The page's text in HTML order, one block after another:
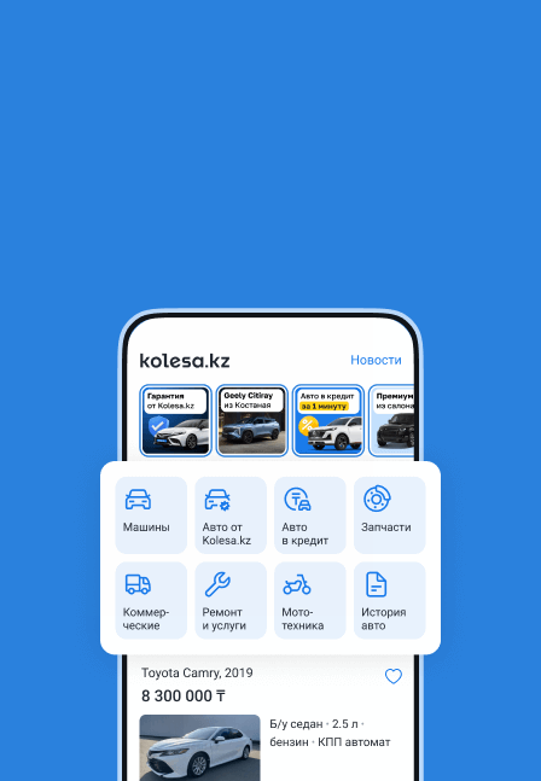
Двигатель на Ниссан,Nissan
Объявление находится в архиве и может быть
Усть-Каменогорск,
Восточно-Казахстанская
Оригинальность
Оригинал